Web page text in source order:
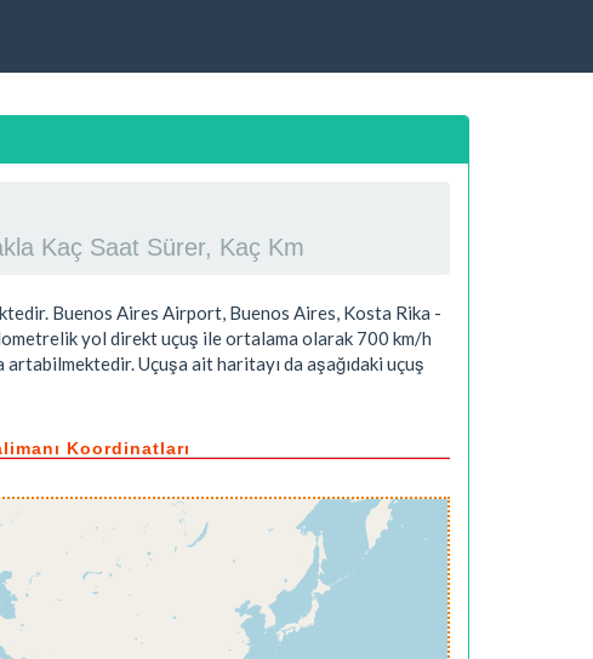
Kaç Saat Sürer, Kaç Km
Buenos Aires Airport, Buenos Aires, Kosta Rika -
yol direkt uçuş ile ortalama olarak 700 km/h
artabilmektedir. Uçuşa ait haritayı da aşağıdaki uçuş
Koordinatları